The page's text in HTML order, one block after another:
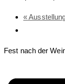
«
Fest nach der